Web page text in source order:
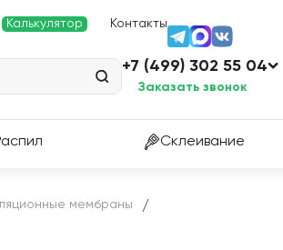
Калькулятор Контакты
+7 (499) 302 55 04
Заказать звонок
Склеивание
мембраны /